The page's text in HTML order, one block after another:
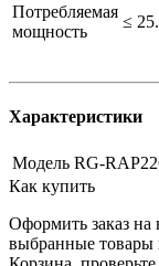
Потребляемая
мощность
≤
Характеристики
Модель RG-
Как купить
Оформить заказ на
выбранные товары